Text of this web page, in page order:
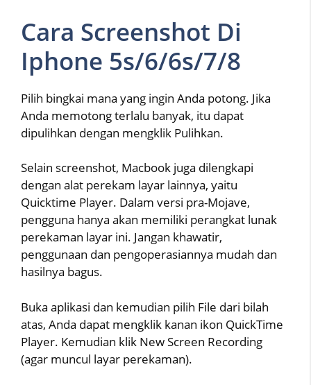
Cara Screenshot Di
Iphone 5s/6/6s/7/8
Pilih bingkai mana yang ingin Anda potong. Jika
Anda memotong terlalu banyak, itu dapat
dipulihkan dengan mengklik Pulihkan.
Selain screenshot, Macbook juga dilengkapi
dengan alat perekam layar lainnya, yaitu
Quicktime Player. Dalam versi pra-Mojave,
pengguna hanya akan memiliki perangkat lunak
perekaman layar ini. Jangan khawatir,
penggunaan dan pengoperasiannya mudah dan
hasilnya bagus.
Buka aplikasi dan kemudian pilih File dari bilah
atas, Anda dapat mengklik kanan ikon QuickTime
Player. Kemudian klik New Screen Recording
(agar muncul layar perekaman).